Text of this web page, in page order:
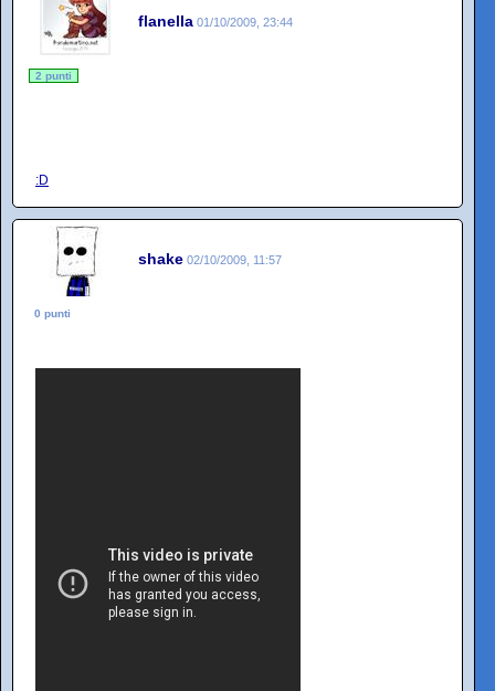
flanella 01/10/2009, 23:44
2 punti
:D
shake 02/10/2009, 11:57
0 punti